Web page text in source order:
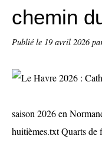
chemin
Publié le 19 avril 2026
saison 2026 en
huitièmes.txt Quarts